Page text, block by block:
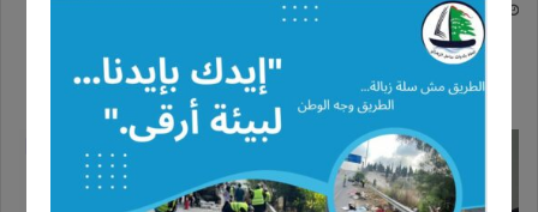
24/12/2025
الزهراني
16/11/2025